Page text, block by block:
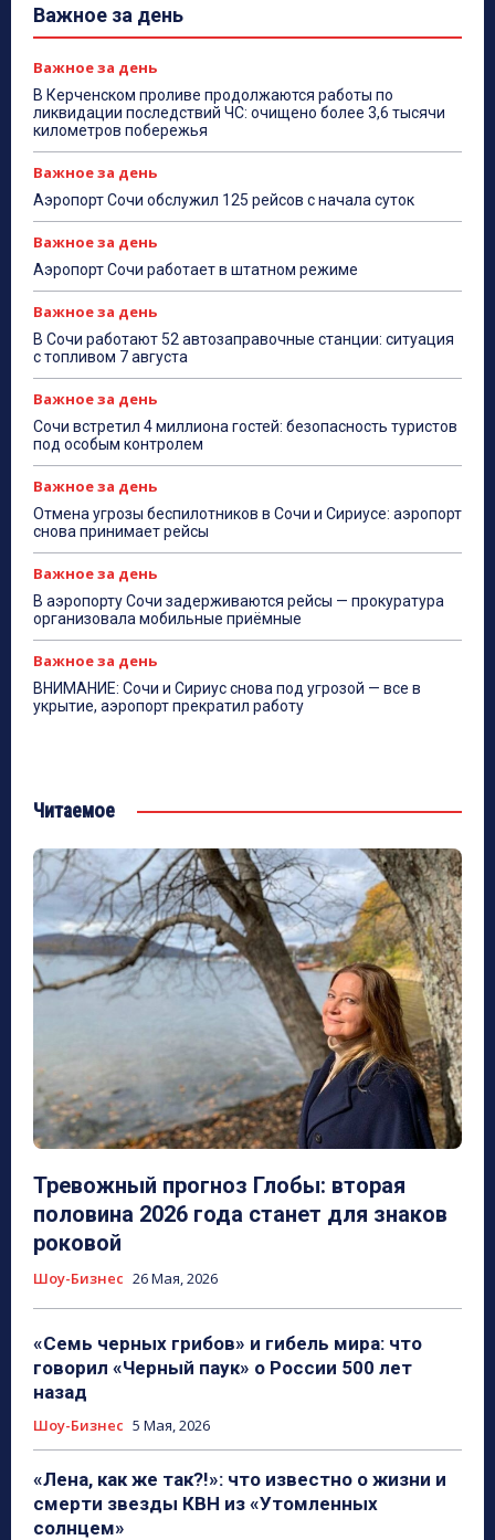
Важное за день
Важное за день
В Керченском проливе продолжаются работы по
ликвидации последствий ЧС: очищено более 3,6 тысячи
километров побережья
Важное за день
Аэропорт Сочи обслужил 125 рейсов с начала суток
Важное за день
Аэропорт Сочи работает в штатном режиме
Важное за день
В Сочи работают 52 автозаправочные станции: ситуация
с топливом 7 августа
Важное за день
Сочи встретил 4 миллиона гостей: безопасность туристов
под особым контролем
Важное за день
Отмена угрозы беспилотников в Сочи и Сириусе: аэропорт
снова принимает рейсы
Важное за день
В аэропорту Сочи задерживаются рейсы — прокуратура
организовала мобильные приёмные
Важное за день
ВНИМАНИЕ: Сочи и Сириус снова под угрозой — все в
укрытие, аэропорт прекратил работу
Читаемое
Тревожный прогноз Глобы: вторая
половина 2026 года станет для знаков
роковой
Шоу-Бизнес 26 Мая, 2026
«Семь черных грибов» и гибель мира: что
говорил «Черный паук» о России 500 лет
назад
Шоу-Бизнес 5 Мая, 2026
«Лена, как же так?!»: что известно о жизни и
смерти звезды КВН из «Утомленных
солнцем»